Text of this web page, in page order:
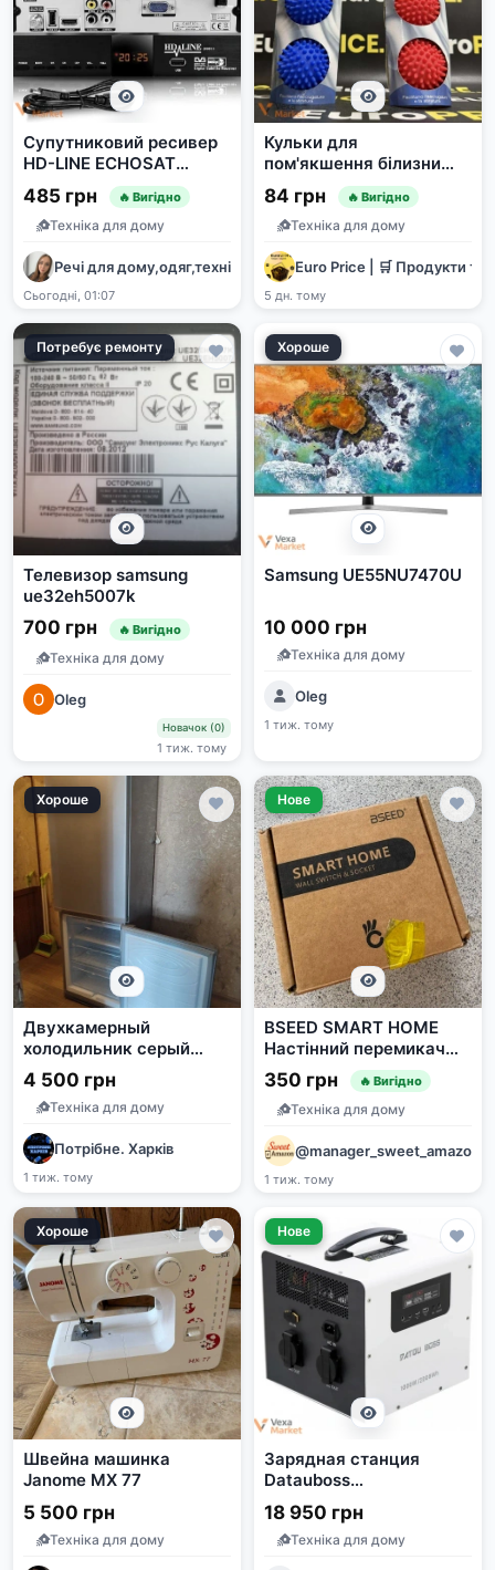
Супутниковий ресивер
HD-LINE ECHOSAT
20500 S Full HD 1080p
DVB-S2 USB
485 грн 🔥 Вигідно
Техніка для дому
Речі для дому,одяг,техніка
Сьогодні, 01:07
Кульки для
пом'якшення білизни
Irge (2 шт.)
84 грн 🔥 Вигідно
Техніка для дому
Euro Price | 🛒 Продукти та
5 дн. тому
Потребує ремонту
Телевизор samsung
ue32eh5007k
700 грн 🔥 Вигідно
Техніка для дому
Oleg
Новачок (0)
1 тиж. тому
Хороше
Samsung UE55NU7470U
10 000 грн
Техніка для дому
Oleg
1 тиж. тому
Хороше
Двухкамерный
холодильник серый
металлик 194*58*58
4 500 грн
Техніка для дому
Потрібне. Харків
1 тиж. тому
Нове
BSEED SMART HOME
Настінний перемикач
Wi-Fi
350 грн 🔥 Вигідно
Техніка для дому
@manager_sweet_amazon
1 тиж. тому
Хороше
Швейна машинка
Janome MX 77
5 500 грн
Техніка для дому
Нове
Зарядная станция
Datauboss
1000W/2009Wh
18 950 грн
Техніка для дому